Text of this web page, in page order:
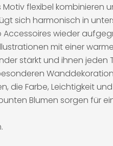
flexibel kombinieren
sich harmonisch in
Accessoires wieder
mit einer
stärkt und ihnen
die Farbe, Leichtigkeit
Blumen sorgen